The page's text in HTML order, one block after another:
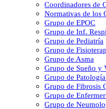
Coordinadores de
Normativas de los
Grupo de EPOC
Grupo de Inf.
Grupo de Pediatría
Grupo de
Grupo de Asma
Grupo de Sueño y
Grupo de
Grupo de Fibrosis
Grupo de
Grupo de